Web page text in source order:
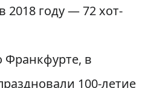
2018 году — 72 хот-
Франкфурте, в
100-летие